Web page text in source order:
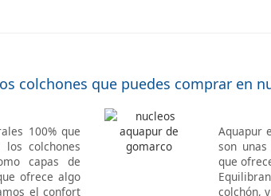
colchones que puedes comprar en
100% que
colchones
capas de
ofrece algo
el confort
Aquapur
son
que
colchón,